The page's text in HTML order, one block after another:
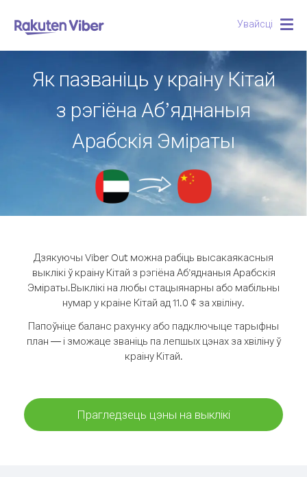
Увайсці
Як пазваніць у краіну Кітай
з рэгіёна Аб’яднаныя
Арабскія Эміраты
Дзякуючы Viber Out можна рабіць высакаякасныя
выклікі ў краіну Кітай з рэгіёна Аб’яднаныя Арабскія
Эміраты.Выклікі на любы стацыянарны або мабільны
нумар у краіне Кітай ад 11.0 ¢ за хвіліну.
Папоўніце баланс рахунку або падключыце тарыфны
план — і зможаце званіць па лепшых цэнах за хвіліну ў
краіну Кітай.
Прагледзець цэны на выклікі